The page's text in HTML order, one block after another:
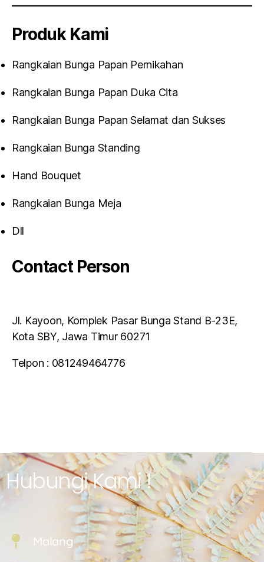
Produk Kami
Rangkaian Bunga Papan Pernikahan
Rangkaian Bunga Papan Duka Cita
Rangkaian Bunga Papan Selamat dan Sukses
Rangkaian Bunga Standing
Hand Bouquet
Rangkaian Bunga Meja
Dll
Contact Person
Jl. Kayoon, Komplek Pasar Bunga Stand B-23E,
Kota SBY, Jawa Timur 60271
Telpon : 081249464776
Hubungi Kami !
Malang